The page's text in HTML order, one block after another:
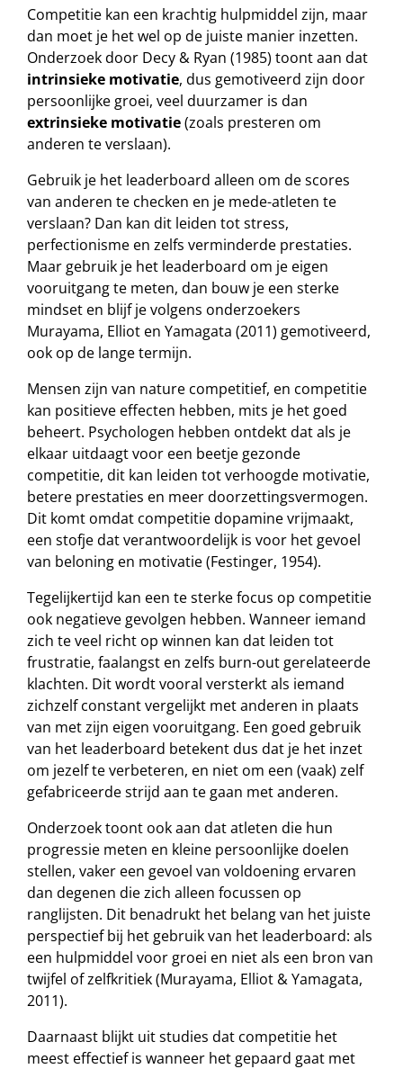
Competitie kan een krachtig hulpmiddel zijn, maar
dan moet je het wel op de juiste manier inzetten.
Onderzoek door Decy & Ryan (1985) toont aan dat
intrinsieke motivatie, dus gemotiveerd zijn door
persoonlijke groei, veel duurzamer is dan
extrinsieke motivatie(zoals presteren om
anderen te verslaan).
Gebruik je het leaderboard alleen om de scores
van anderen te checken en je mede-atleten te
verslaan? Dan kan dit leiden tot stress,
perfectionisme en zelfs verminderde prestaties.
Maar gebruik je het leaderboard om je eigen
vooruitgang te meten, dan bouw je een sterke
mindset en blijf je volgens onderzoekers
Murayama, Elliot en Yamagata (2011) gemotiveerd,
ook op de lange termijn.
Mensen zijn van nature competitief, en competitie
kan positieve effecten hebben, mits je het goed
beheert. Psychologen hebben ontdekt dat als je
elkaar uitdaagt voor een beetje gezonde
competitie, dit kan leiden tot verhoogde motivatie,
betere prestaties en meer doorzettingsvermogen.
Dit komt omdat competitie dopamine vrijmaakt,
een stofje dat verantwoordelijk is voor het gevoel
van beloning en motivatie (Festinger, 1954).
Tegelijkertijd kan een te sterke focus op competitie
ook negatieve gevolgen hebben. Wanneer iemand
zich te veel richt op winnen kan dat leiden tot
frustratie, faalangst en zelfs burn-out gerelateerde
klachten. Dit wordt vooral versterkt als iemand
zichzelf constant vergelijkt met anderen in plaats
van met zijn eigen vooruitgang. Een goed gebruik
van het leaderboard betekent dus dat je het inzet
om jezelf te verbeteren, en niet om een (vaak) zelf
gefabriceerde strijd aan te gaan met anderen.
Onderzoek toont ook aan dat atleten die hun
progressie meten en kleine persoonlijke doelen
stellen, vaker een gevoel van voldoening ervaren
dan degenen die zich alleen focussen op
ranglijsten. Dit benadrukt het belang van het juiste
perspectief bij het gebruik van het leaderboard: als
een hulpmiddel voor groei en niet als een bron van
twijfel of zelfkritiek (Murayama, Elliot & Yamagata,
2011).
Daarnaast blijkt uit studies dat competitie het
meest effectief is wanneer het gepaard gaat met